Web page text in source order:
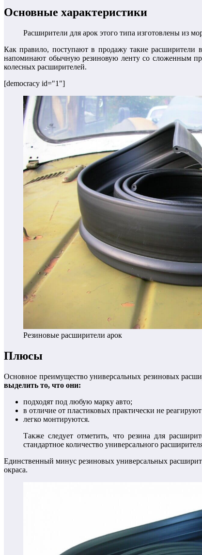
Основные характеристики
Расширители для арок этого типа изготовлены из
Как правило, поступают в продажу такие расширители
напоминают обычную резиновую ленту со сложенным
колесных расширителей.
[democracy id="1"]
Резиновые расширители арок
Плюсы
Основное преимущество универсальных резиновых
выделить то, что они:
подходят под любую марку авто;
в отличие от пластиковых практически не
легко монтируются.
Также следует отметить, что резина для
стандартное количество универсального
Единственный минус резиновых универсальных
окраса.